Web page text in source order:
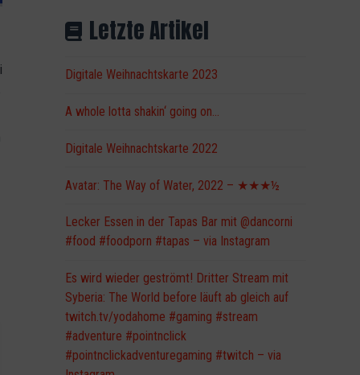
Letzte Artikel
Digitale Weihnachtskarte 2023
A whole lotta shakin‘ going on…
Digitale Weihnachtskarte 2022
Avatar: The Way of Water, 2022 – ★★★½
Lecker Essen in der Tapas Bar mit @dancorni
#food #foodporn #tapas – via Instagram
Es wird wieder geströmt! Dritter Stream mit
Syberia: The World before läuft ab gleich auf
twitch.tv/yodahome #gaming #stream
#adventure #pointnclick
#pointnclickadventuregaming #twitch – via